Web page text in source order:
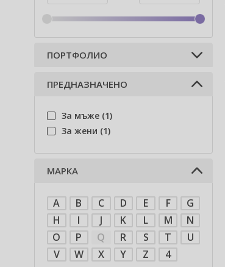
ПОРТФОЛИО
Парфюми (2)
ПРЕДНАЗНАЧЕНО
За мъже (1)
За жени (1)
МАРКА
A B C D E F
G
H
I J K L M
N
O
P Q R S T
U
V
W X Y Z 4